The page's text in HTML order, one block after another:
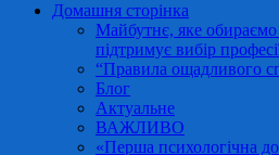
Домашня сторінка
Майбутнє, яке
підтримує вибір
“Правила ощадливого
Блог
Актуальне
ВАЖЛИВО
«Перша психологічна